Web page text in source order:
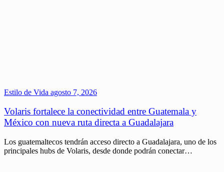
Estilo de Vida agosto 7, 2026
Volaris fortalece la conectividad entre Guatemala y
México con nueva ruta directa a Guadalajara
Los guatemaltecos tendrán acceso directo a Guadalajara, uno de los
principales hubs de Volaris, desde donde podrán conectar…